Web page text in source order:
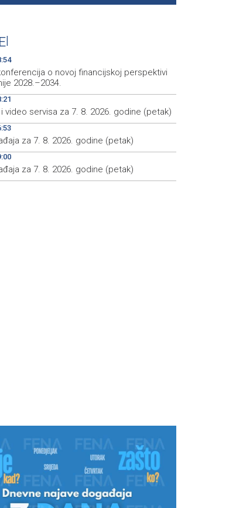
vlada pokazala je da poštuje
|
o novoj financijskoj perspektivi
2028.–2034.
video servisa za 7. 8. 2026. godine (petak)
za 7. 8. 2026. godine (petak)
za 7. 8. 2026. godine (petak)